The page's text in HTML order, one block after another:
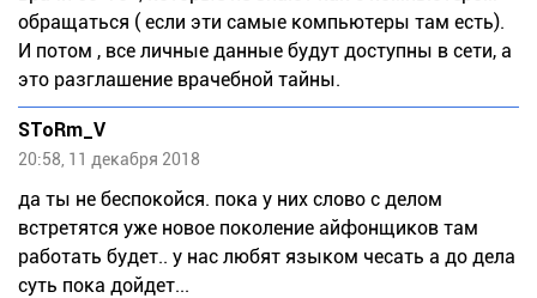
обращаться ( если эти самые компьютеры там есть).
И потом , все личные данные будут доступны в сети, а
это разглашение врачебной тайны.
SToRm_V
20:58, 11 декабря 2018
да ты не беспокойся. пока у них слово с делом
встретятся уже новое поколение айфонщиков там
работать будет.. у нас любят языком чесать а до дела
суть пока дойдет...